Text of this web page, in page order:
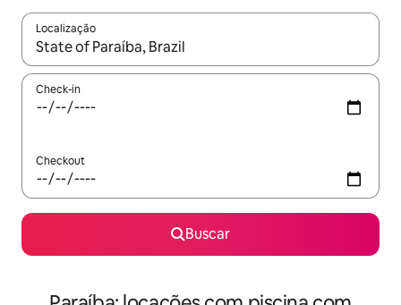
Localização
Quando os resultados estiverem disponíveis, explore-os
Check-in
Checkout
Buscar